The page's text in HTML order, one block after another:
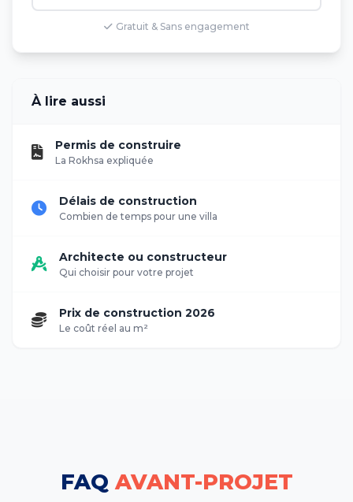
Gratuit & Sans engagement
À lire aussi
Permis de construire
La Rokhsa expliquée
Délais de construction
Combien de temps pour une villa
Architecte ou constructeur
Qui choisir pour votre projet
Prix de construction 2026
Le coût réel au m²
FAQ AVANT-PROJET